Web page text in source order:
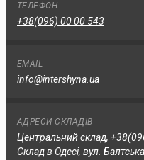
ТЕЛЕФОН
+38(096) 00 00 543
EMAIL
info@intershyna.ua
АДРЕСИ СКЛАДІВ
Центральний склад,
Склад в Одесі, вул.